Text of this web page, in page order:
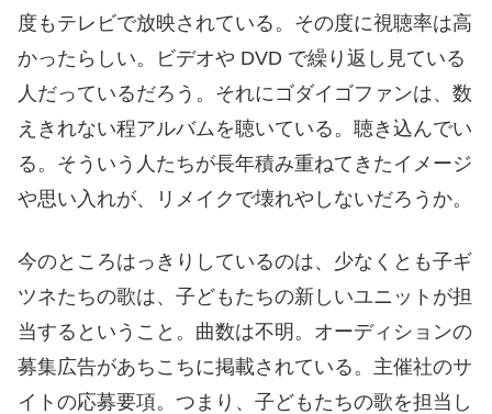
度もテレビで放映されている。その度に視聴率は高
かったらしい。ビデオや DVD で繰り返し見ている
人だっているだろう。それにゴダイゴファンは、数
えきれない程アルバムを聴いている。聴き込んでい
る。そういう人たちが長年積み重ねてきたイメージ
や思い入れが、リメイクで壊れやしないだろうか。
今のところはっきりしているのは、少なくとも子ギ
ツネたちの歌は、子どもたちの新しいユニットが担
当するということ。曲数は不明。オーディションの
募集広告があちこちに掲載されている。主催社のサ
イトの応募要項。つまり、子どもたちの歌を担当し